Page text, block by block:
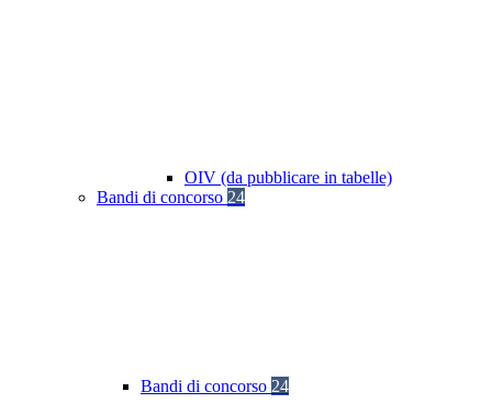
OIV (da pubblicare in tabelle)
Bandi di concorso 24
Bandi di concorso 24